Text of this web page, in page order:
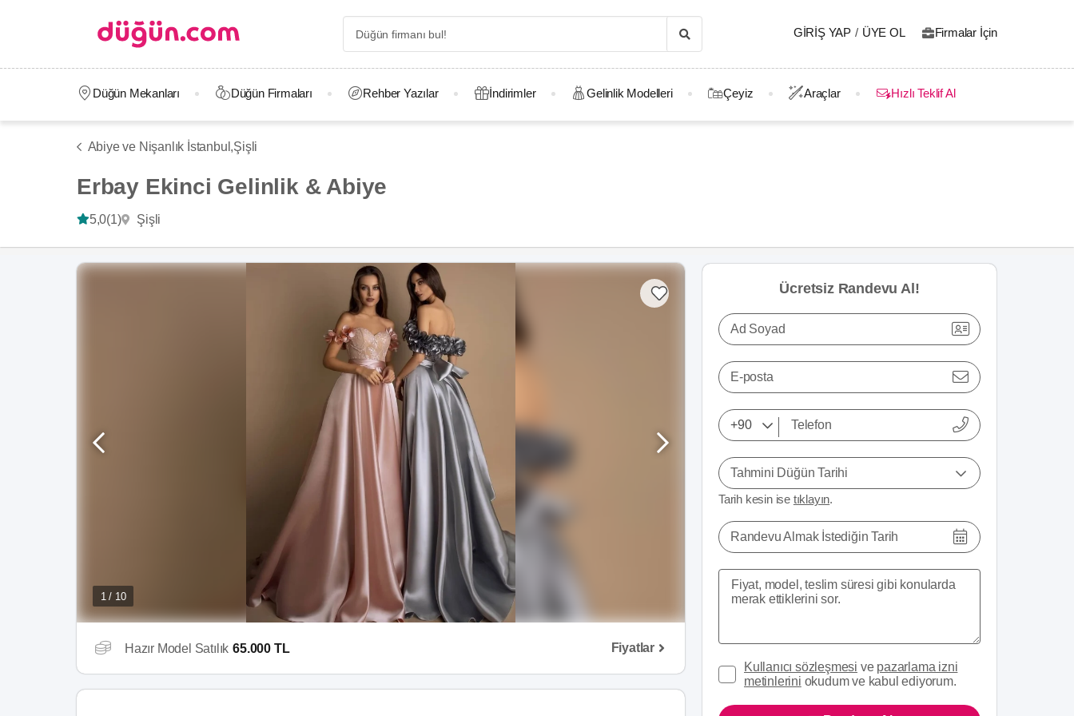
GIRIŞ YAP / ÜYE OL Firmalar İçin
Düğün Mekanları Düğün Firmaları Rehber Yazılar İndirimler Gelinlik Modelleri Çeyiz Araçlar Hızlı Teklif Al
Abiye ve Nişanlık İstanbul,Şişli
Erbay Ekinci Gelinlik & Abiye
5,0(1) Şişli
1 / 10
Hazır Model Satılık 65.000 TL Fiyatlar
Ücretsiz Randevu Al!
Ad Soyad
E-posta
Tahmini Düğün Tarihi
Tarih kesin ise tıklayın.
Randevu Almak İstediğin Tarih
Kullanıcı sözleşmesi ve pazarlama izni
metinlerini okudum ve kabul ediyorum.